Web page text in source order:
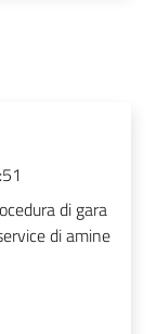
di gara
di amine